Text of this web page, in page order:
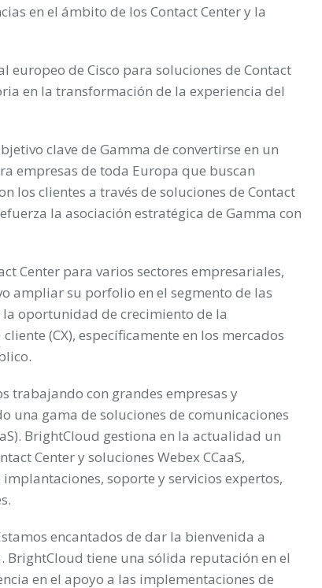
en el ámbito de los Contact Center y la
de Cisco para soluciones de Contact
en la transformación de la experiencia del
clave de Gamma de convertirse en un
empresas de toda Europa que buscan
los clientes a través de soluciones de Contact
la asociación estratégica de Gamma con
Center para varios sectores empresariales,
ampliar su porfolio en el segmento de las
oportunidad de crecimiento de la
(CX), específicamente en los mercados
trabajando con grandes empresas y
una gama de soluciones de comunicaciones
BrightCloud gestiona en la actualidad un
Center y soluciones Webex CCaaS,
soporte y servicios expertos,
encantados de dar la bienvenida a
tiene una sólida reputación en el
en el apoyo a las implementaciones de